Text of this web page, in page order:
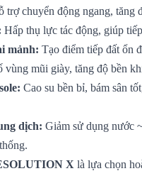
trợ chuyển động ngang, tăng
Hấp thụ lực tác động, giúp
mảnh: Tạo điểm tiếp đất ổn
vùng mũi giày, tăng độ bền
Cao su bền bỉ, bám sân
dịch: Giảm sử dụng nước
X là lựa chọn